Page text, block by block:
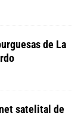
de La
satelital de